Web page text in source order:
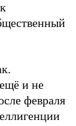
и не
февраля